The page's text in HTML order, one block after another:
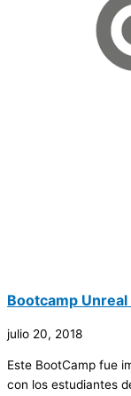
Bootcamp Unreal
julio 20, 2018
Este BootCamp fue
con los estudiantes